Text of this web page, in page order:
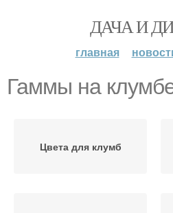
ДАЧА И
главная
Гаммы на
Цвета для клумб